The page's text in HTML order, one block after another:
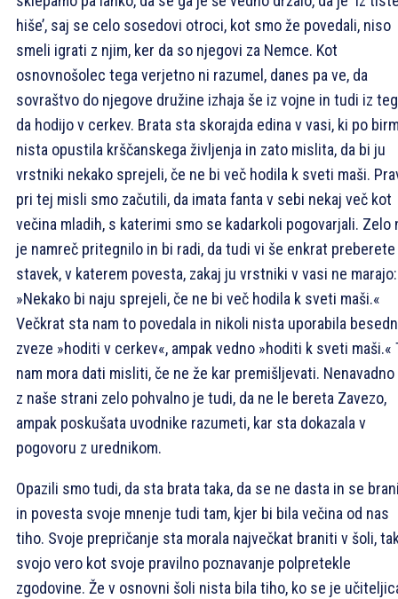
hiše’, saj se celo sosedovi otroci, kot smo že povedali, niso
smeli igrati z njim, ker da so njegovi za Nemce. Kot
osnovnošolec tega verjetno ni razumel, danes pa ve, da
sovraštvo do njegove družine izhaja še iz vojne in tudi iz
da hodijo v cerkev. Brata sta skorajda edina v vasi, ki po
nista opustila krščanskega življenja in zato mislita, da bi ju
vrstniki nekako sprejeli, če ne bi več hodila k sveti maši.
pri tej misli smo začutili, da imata fanta v sebi nekaj več kot
večina mladih, s katerimi smo se kadarkoli pogovarjali. Zelo
je namreč pritegnilo in bi radi, da tudi vi še enkrat preberete
stavek, v katerem povesta, zakaj ju vrstniki v vasi ne marajo:
»Nekako bi naju sprejeli, če ne bi več hodila k sveti maši.«
Večkrat sta nam to povedala in nikoli nista uporabila
zveze »hoditi v cerkev«, ampak vedno »hoditi k sveti maši.«
nam mora dati misliti, če ne že kar premišljevati. Nenavadno
z naše strani zelo pohvalno je tudi, da ne le bereta Zavezo,
ampak poskušata uvodnike razumeti, kar sta dokazala v
pogovoru z urednikom.
Opazili smo tudi, da sta brata taka, da se ne dasta in se
in povesta svoje mnenje tudi tam, kjer bi bila večina od nas
tiho. Svoje prepričanje sta morala največkat braniti v šoli,
svojo vero kot svoje pravilno poznavanje polpretekle
zgodovine. Že v osnovni šoli nista bila tiho, ko se je